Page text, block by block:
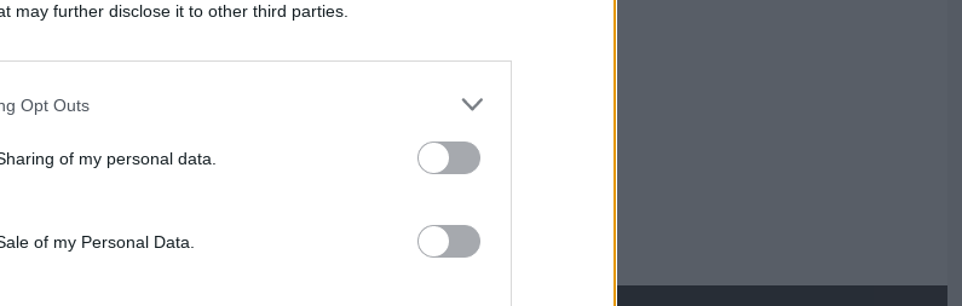
may further disclose it to other third parties.
Opt Outs
of my personal data.
of my Personal Data.
BEJELENTKEZÉS